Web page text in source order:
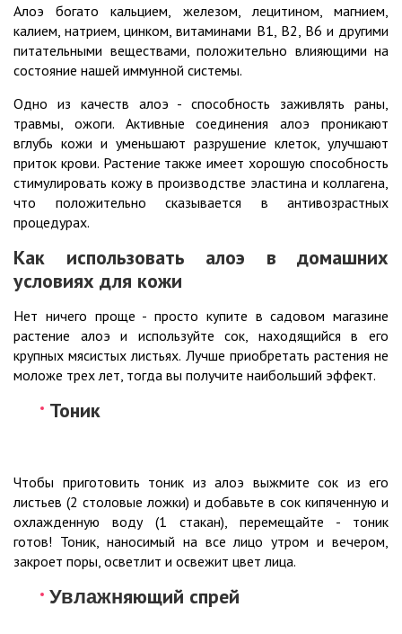
​Алоэ богато кальцием, железом, лецитином, магнием,
калием, натрием, цинком, витаминами В1, В2, В6 и другими
питательными веществами, положительно влияющими на
состояние нашей иммунной системы.
Одно из качеств алоэ - способность заживлять раны,
травмы, ожоги. Активные соединения алоэ проникают
вглубь кожи и уменьшают разрушение клеток, улучшают
приток крови. Растение также имеет хорошую способность
стимулировать кожу в производстве эластина и коллагена,
что положительно сказывается в антивозрастных
процедурах.
Как использовать алоэ в домашних
условиях для кожи
Нет ничего проще - просто купите в садовом магазине
растение алоэ и используйте сок, находящийся в его
крупных мясистых листьях. Лучше приобретать растения не
моложе трех лет, тогда вы получите наибольший эффект.
Тоник
Чтобы приготовить тоник из алоэ выжмите сок из его
листьев (2 столовые ложки) и добавьте в сок кипяченную и
охлажденную воду (1 стакан), перемещайте - тоник
готов! Тоник, наносимый на все лицо утром и вечером,
закроет поры, осветлит и освежит цвет лица.
Увлажняющий спрей